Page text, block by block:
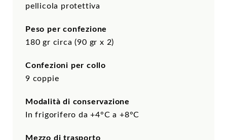
pellicola protettiva
Peso per confezione
180 gr circa (90 gr x 2)
Confezioni per collo
9 coppie
Modalità di conservazione
In frigorifero da +4°C a +8°C
Mezzo di trasporto